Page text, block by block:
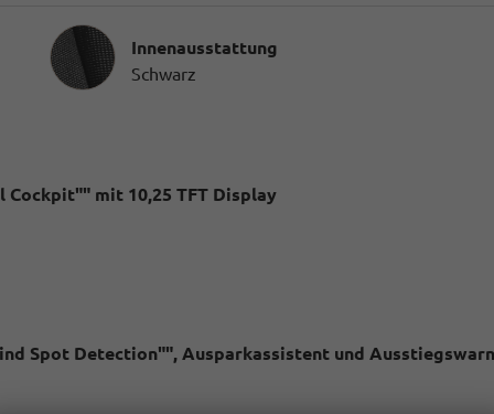
InnenausstattungInnenausstattung
Schwarz
mit 10,25 TFT Display
Spot Detection"", Ausparkassistent und